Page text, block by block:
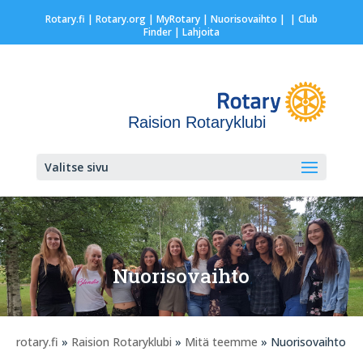
Rotary.fi | Rotary.org| MyRotary | Nuorisovaihto | | Club
Finder| Lahjoita
Raision Rotaryklubi
Valitse sivu
Nuorisovaihto
rotary.fi » Raision Rotaryklubi » Mitä teemme » Nuorisovaihto